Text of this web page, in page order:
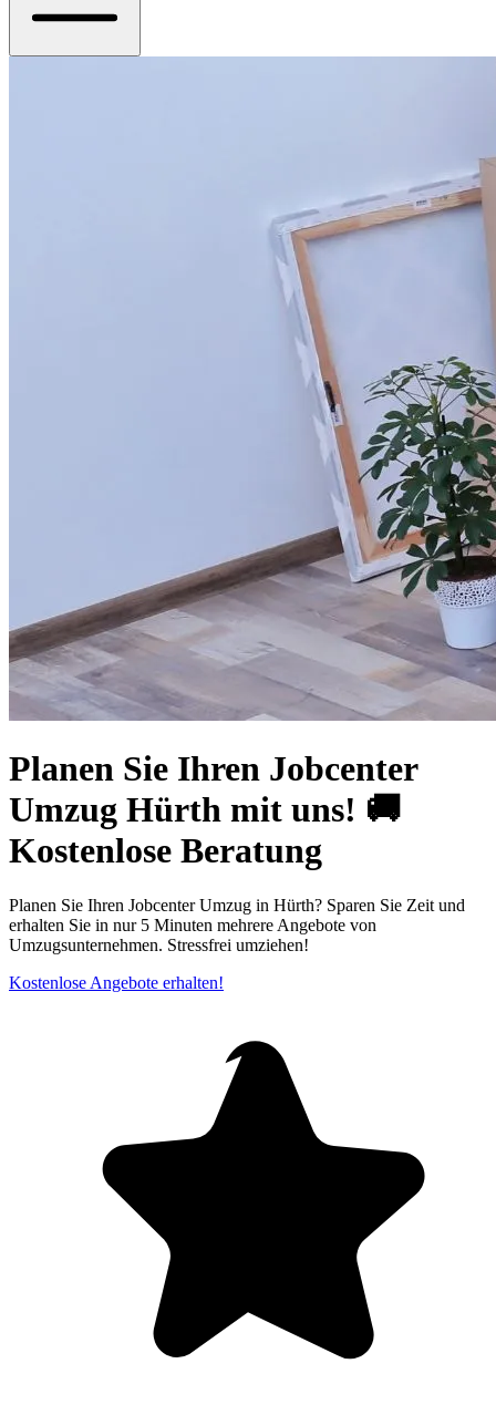
Planen Sie Ihren Jobcenter
Umzug Hürth mit uns! 🚚
Kostenlose Beratung
Planen Sie Ihren Jobcenter Umzug in Hürth? Sparen Sie Zeit und
erhalten Sie in nur 5 Minuten mehrere Angebote von
Umzugsunternehmen. Stressfrei umziehen!
Kostenlose Angebote erhalten!